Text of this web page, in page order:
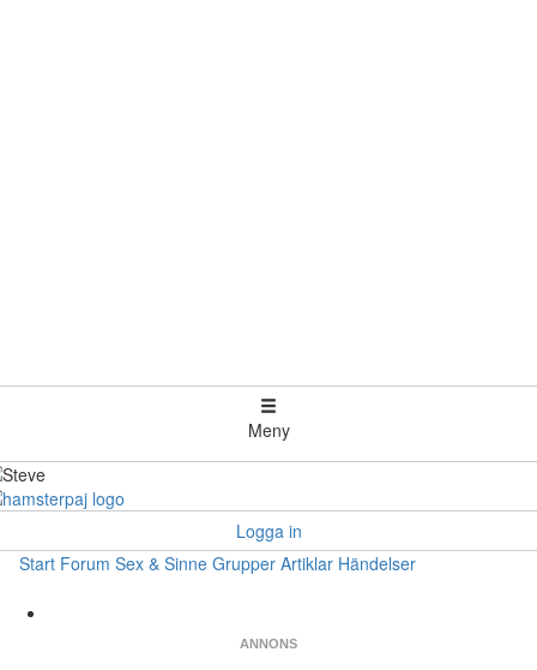
Meny
Logga in
Start Forum Sex & Sinne Grupper Artiklar Händelser
ANNONS